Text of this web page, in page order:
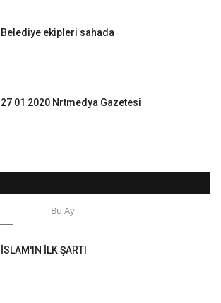
Belediye ekipleri sahada
27 01 2020 Nrtmedya Gazetesi
Bu Ay
İSLAM'IN İLK ŞARTI